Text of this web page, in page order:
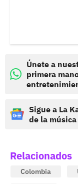
Únete a
primera
Sigue a La
de la música
Relacionados
Colombia